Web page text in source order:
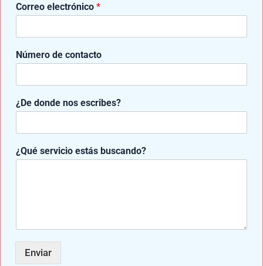
Entradas relacionadas
Correo electrónico *
Número de contacto
s
á
c
¿De donde nos escribes?
¿Qué servicio estás buscando?
Enviar